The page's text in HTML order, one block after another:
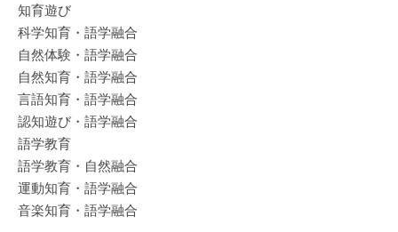
知育遊び
科学知育・語学融合
自然体験・語学融合
自然知育・語学融合
言語知育・語学融合
認知遊び・語学融合
語学教育
語学教育・自然融合
運動知育・語学融合
音楽知育・語学融合